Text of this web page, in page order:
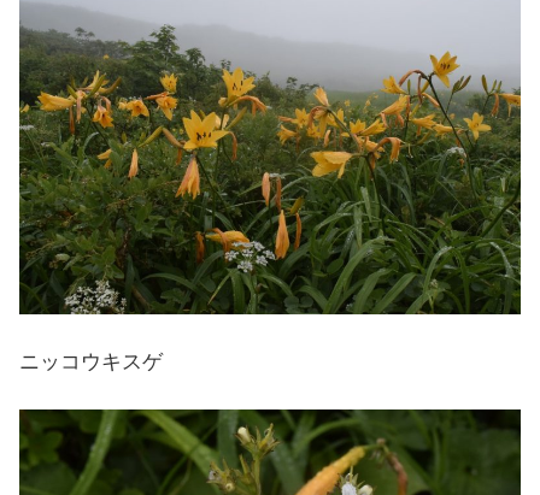
ニッコウキスゲ